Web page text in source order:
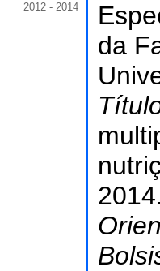
2012 - 2014
da
2014.